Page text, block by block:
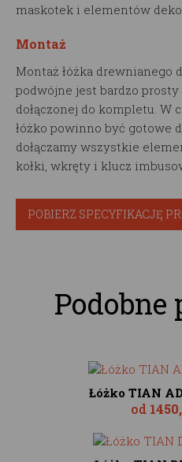
maskotek i elementów
Montaż
Montaż łóżka drewnianego
podwójne jest bardzo
dołączonej do kompletu.
łóżko powinno być gotowe
dołączamy wszystkie
kołki, wkręty i klucz
POBIERZ SPECYFIKACJĘ
Łóżko TIAN
od